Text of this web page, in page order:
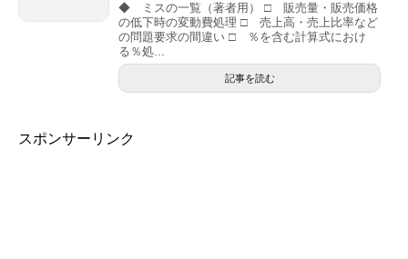
◆ ミスの一覧（著者用） □ 販売量・販売価格
の低下時の変動費処理 □ 売上高・売上比率など
の問題要求の間違い □ ％を含む計算式におけ
る％処...
記事を読む
スポンサーリンク